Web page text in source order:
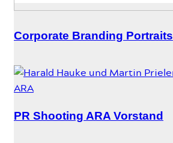
Corporate Branding Portraits
PR Shooting ARA Vorstand